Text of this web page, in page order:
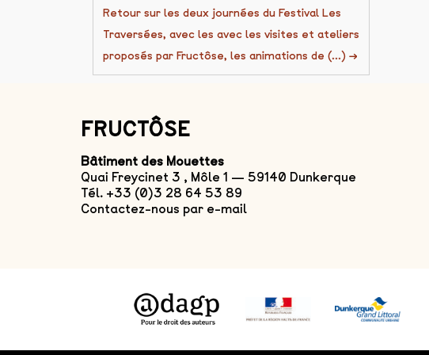
Retour sur les deux journées du Festival Les
Traversées, avec les avec les visites et ateliers
proposés par Fructôse, les animations de (...) →
FRUCTÔSE
Bâtiment des Mouettes
Quai Freycinet 3 , Môle 1 — 59140 Dunkerque
Tél. +33 (0)3 28 64 53 89
Contactez-nous par e-mail